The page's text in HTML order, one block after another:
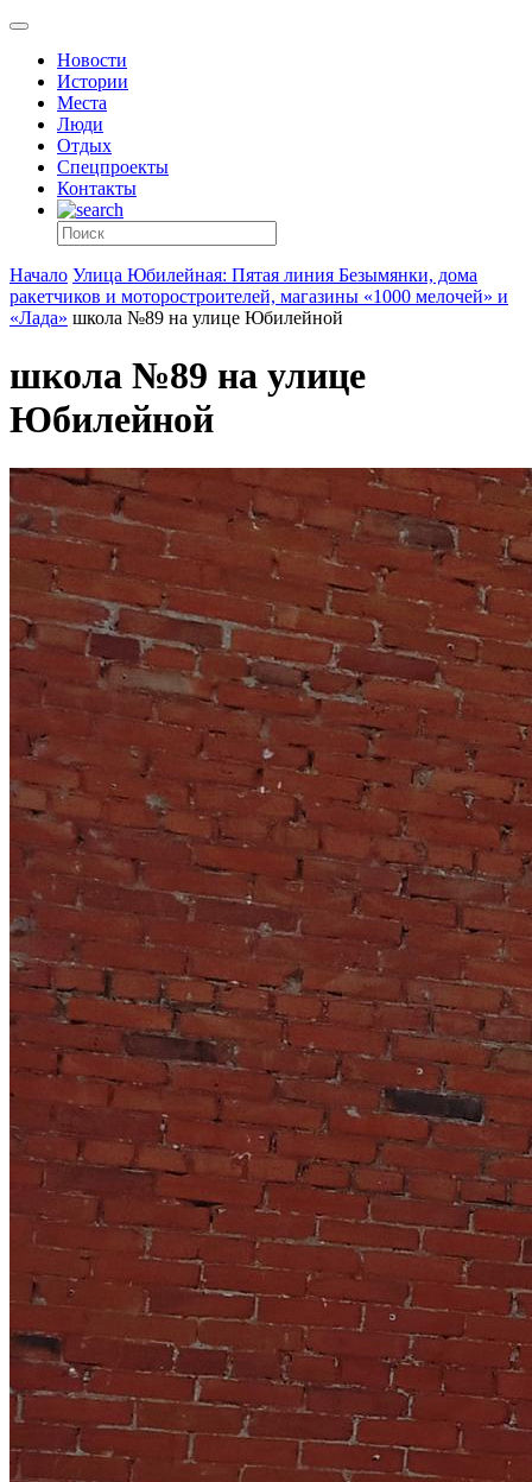
Новости
Истории
Места
Люди
Отдых
Спецпроекты
Контакты
Начало Улица Юбилейная: Пятая линия Безымянки, дома
ракетчиков и моторостроителей, магазины «1000 мелочей» и
«Лада» школа №89 на улице Юбилейной
школа №89 на улице
Юбилейной